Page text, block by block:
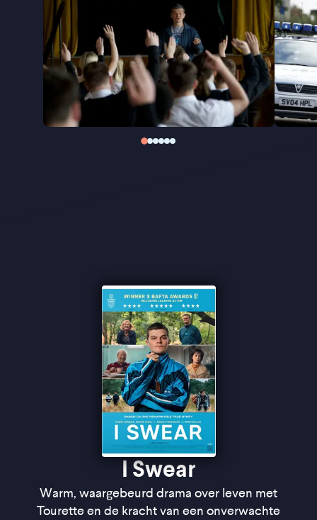
Veel films over Gilles de la Tourette zijn er niet.
Voor Kirk Jones was het hoog tijd om het
syndroom, waar lange tijd weinig begrip voor
bestond, naar het grote scherm te brengen. Met I
Swear doet hij dat op een empathische manier,
zonder te vervallen in sensatie of geforceerd
sentiment. John Davidson vormt daarbij het hart
van de film: een man die leerde leven met iets waar
''Het indrukwekkende acteerwerk van de
hoofdrolspelers is de drijvende kracht'' ★★★★
''Een film die het hart op de juiste plek heeft zitten''
Cinemagazine
''De humor brengt spanning in alledaagse
handelingen'' ★★★★FilmTotaal
I Swear
Warm, waargebeurd drama over leven met
Tourette en de kracht van een onverwachte